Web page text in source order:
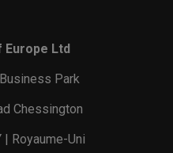
Europe Ltd
Park
Chessington
| Royaume-Uni